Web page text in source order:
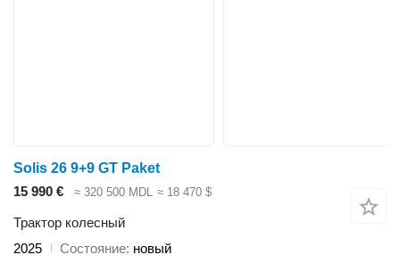
Solis 26 9+9 GT Paket
15 990 €
≈ 320 500 MDL ≈ 18 470 $
Трактор колесный
2025
Состояние новый